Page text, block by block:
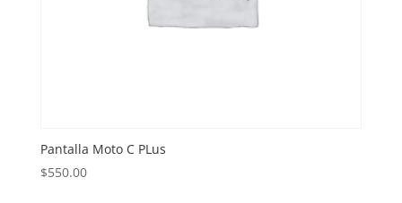
Pantalla Moto C PLus
$550.00